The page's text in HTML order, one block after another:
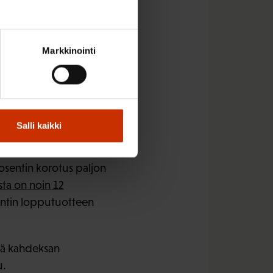
Markkinointi
Salli kaikki
energiatuen
aineisto
menestyksen
korotus paljon
on noin 12
lopputuotteen
kahdeksan